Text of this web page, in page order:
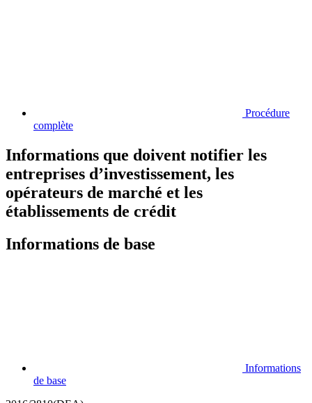
Procédure
complète
Informations que doivent notifier les
entreprises d’investissement, les
opérateurs de marché et les
établissements de crédit
Informations de base
Informations
de base